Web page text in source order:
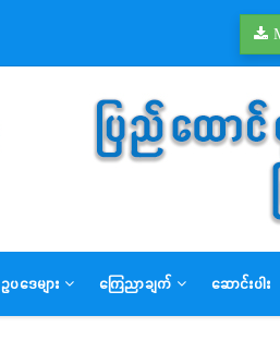
ဥပဒေများ ကြေညာချက် ဆောင်းပါး